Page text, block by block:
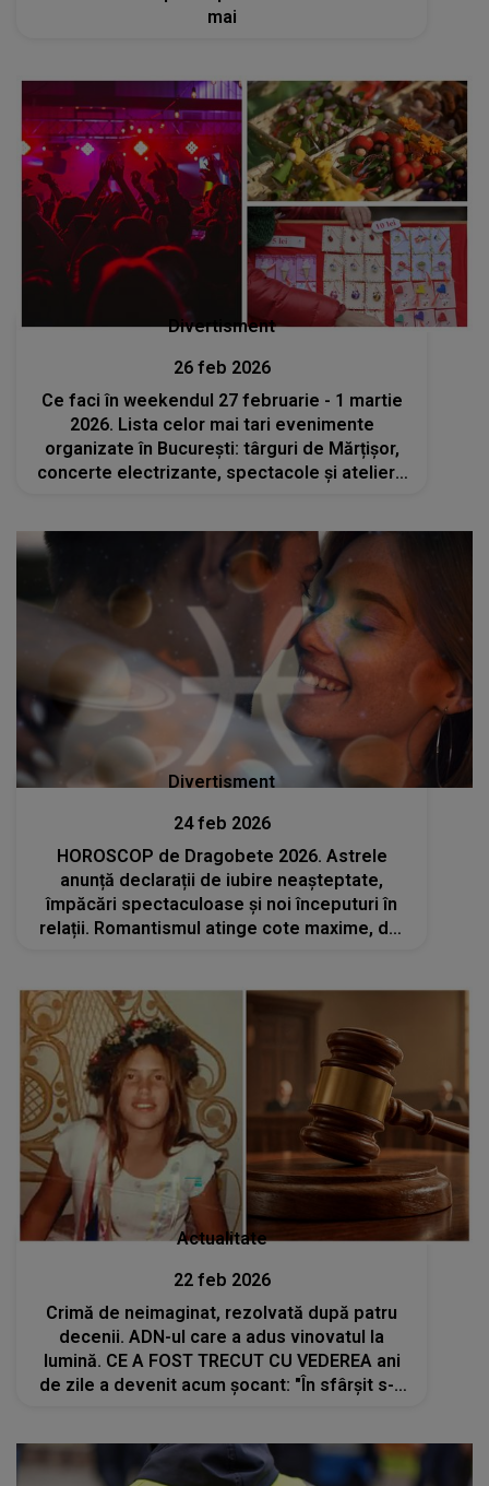
mai
Divertisment
26 feb 2026
Ce faci în weekendul 27 februarie - 1 martie
2026. Lista celor mai tari evenimente
organizate în București: târguri de Mărțișor,
concerte electrizante, spectacole și ateliere
Divertisment
24 feb 2026
HOROSCOP de Dragobete 2026. Astrele
anunță declarații de iubire neașteptate,
împăcări spectaculoase și noi începuturi în
relații. Romantismul atinge cote maxime, dar
Actualitate
22 feb 2026
Crimă de neimaginat, rezolvată după patru
decenii. ADN-ul care a adus vinovatul la
lumină. CE A FOST TRECUT CU VEDEREA ani
de zile a devenit acum șocant: "În sfârșit s-a